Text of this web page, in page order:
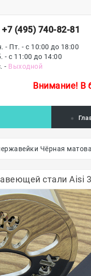
+7 (495) 740-82-81
- Пт. - с 10:00 до 18:00
- с 11:00 до 14:00
- Выходной
Внимание! В
Чёрная
стали Aisi